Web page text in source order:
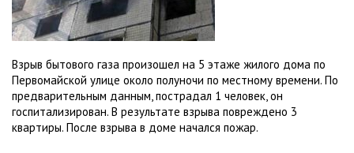
Взрыв бытового газа произошел на 5 этаже жилого дома по
Первомайской улице около полуночи по местному времени. По
предварительным данным, пострадал 1 человек, он
госпитализирован. В результате взрыва повреждено 3
квартиры. После взрыва в доме начался пожар.